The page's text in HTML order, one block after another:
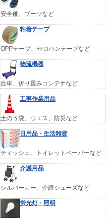
安全靴、ブーツなど
粘着テープ
OPPテープ、セロハンテープなど
物流機器
台車、折り畳みコンテナなど
工事作業用品
土のう袋、ウエス、防災など
日用品・生活雑貨
ティッシュ、トイレットペーパーなど
介護用品
シルバーカー、介護シューズなど
蛍光灯・照明